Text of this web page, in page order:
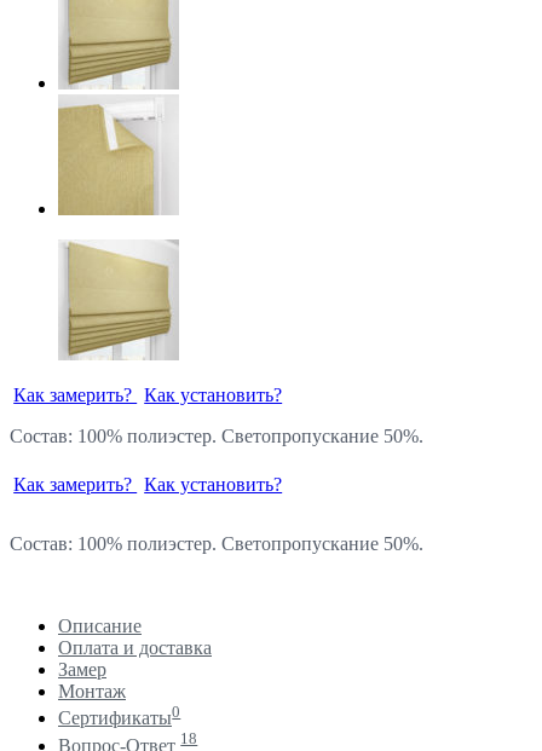
Как замерить? Как установить?
Состав: 100% полиэстер. Светопропускание 50%.
Как замерить? Как установить?
Состав: 100% полиэстер. Светопропускание 50%.
Описание
Оплата и доставка
Замер
Монтаж
Сертификаты0
Вопрос-Ответ 18